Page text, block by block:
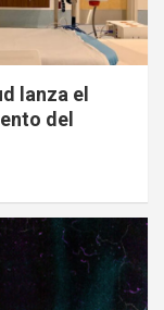
lanza el
del